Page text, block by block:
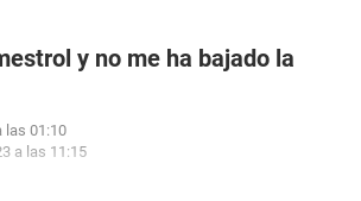
y no me ha bajado la
las 01:10
a las 11:15